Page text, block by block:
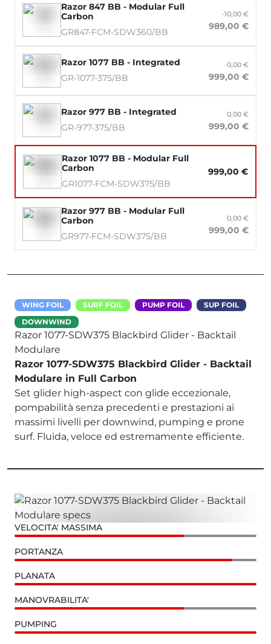
Razor 847 BB - Modular Full
Carbon
GR847-FCM-SDW360/BB
-10,00 €
989,00 €
Razor 1077 BB - Integrated
GR-1077-375/BB
0,00 €
999,00 €
Razor 977 BB - Integrated
GR-977-375/BB
0,00 €
999,00 €
Razor 1077 BB - Modular Full
Carbon
GR1077-FCM-SDW375/BB
999,00 €
Razor 977 BB - Modular Full
Carbon
GR977-FCM-SDW375/BB
0,00 €
999,00 €
WING FOIL SURF FOIL PUMP FOIL
SUP FOIL
DOWNWIND
Razor 1077-SDW375 Blackbird Glider - Backtail
Modulare
Razor 1077-SDW375 Blackbird Glider - Backtail
Modulare in Full Carbon
Set glider high-aspect con glide eccezionale,
pompabilità senza precedenti e prestazioni ai
massimi livelli per downwind, pumping e prone
surf. Fluida, veloce ed estremamente efficiente.
VELOCITA' MASSIMA
PORTANZA
PLANATA
MANOVRABILITA'
PUMPING